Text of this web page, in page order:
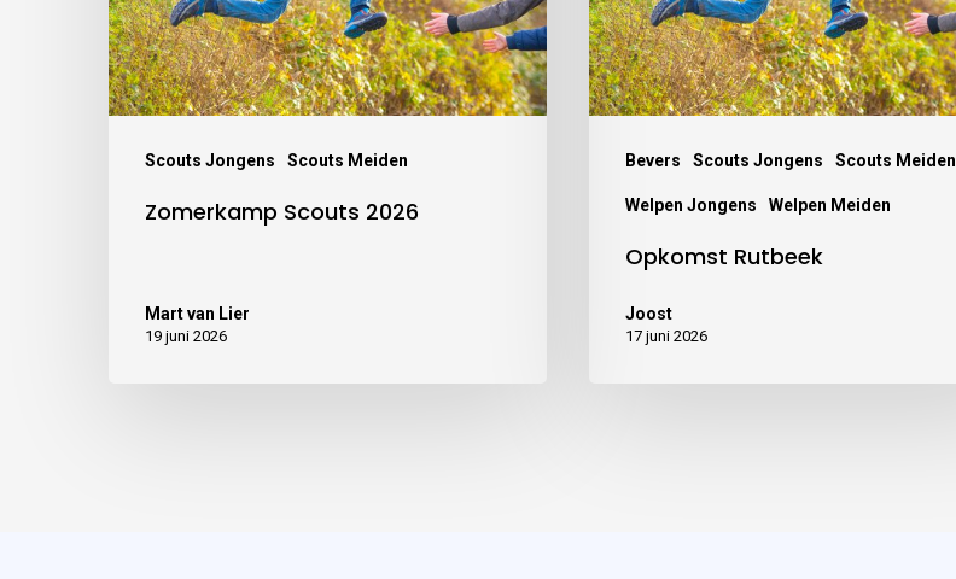
Scouts Jongens Scouts Meiden
Zomerkamp Scouts 2026
Mart van Lier
19 juni 2026
Bevers Scouts Jongens Scouts Meiden
Welpen Jongens Welpen Meiden
Opkomst Rutbeek
Joost
17 juni 2026